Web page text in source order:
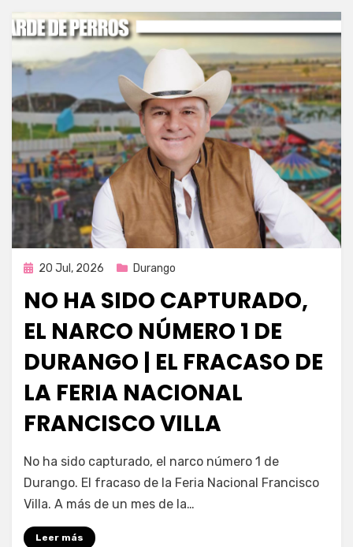
Publicada
20 Jul, 2026 Durango
NO HA SIDO CAPTURADO,
EL NARCO NÚMERO 1 DE
DURANGO | EL FRACASO DE
LA FERIA NACIONAL
FRANCISCO VILLA
por Fernando Miranda Servín
No ha sido capturado, el narco número 1 de
Durango. El fracaso de la Feria Nacional Francisco
Villa. A más de un mes de la…
Leer más